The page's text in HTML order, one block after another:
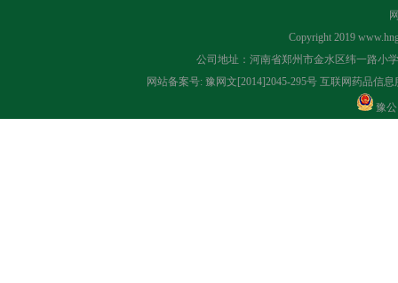
Copyright 2019
公司地址：河南省郑州市金水区纬一路小
网站备案号: 豫网文[2014]2045-295号 互联网药品信息
豫